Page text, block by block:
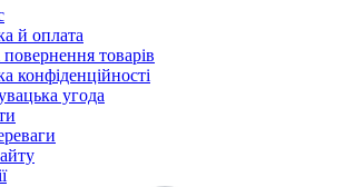
й оплата
товарів
конфіденційності
угода